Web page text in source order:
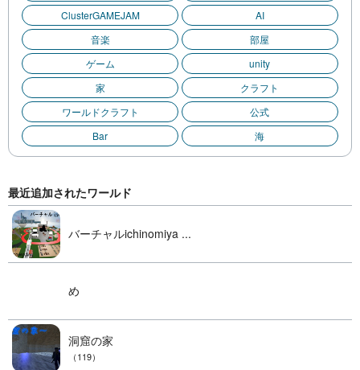
ClusterGAMEJAM
AI
音楽
部屋
ゲーム
unity
家
クラフト
ワールドクラフト
公式
Bar
海
最近追加されたワールド
バーチャルichinomiya ...
め
洞窟の家
（119）